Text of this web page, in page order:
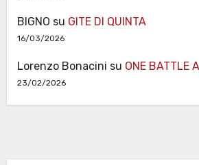
BIGNO su GITE DI QUINTA
16/03/2026
Lorenzo Bonacini su ONE BATTLE
23/02/2026